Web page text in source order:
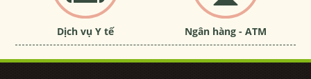
Dịch vụ Y tế Ngân hàng - ATM